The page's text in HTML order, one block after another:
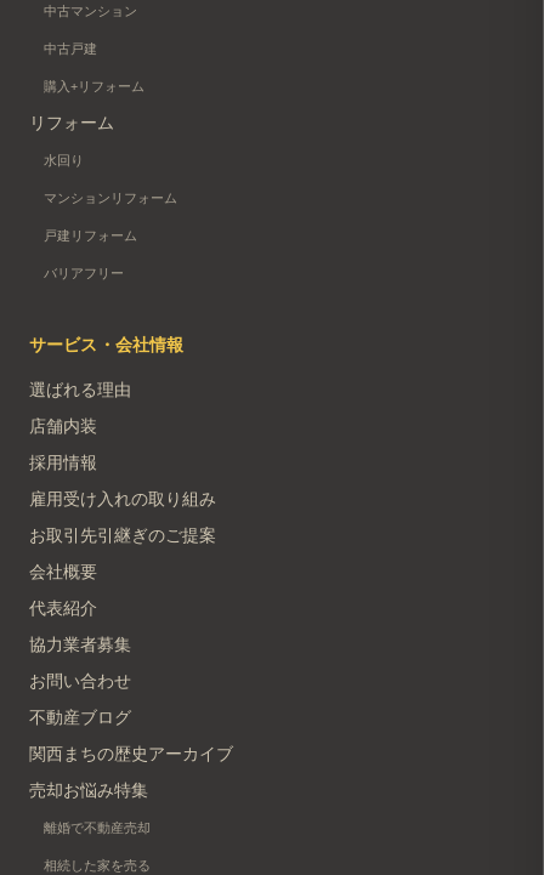
中古マンション
中古戸建
購入+リフォーム
リフォーム
水回り
マンションリフォーム
戸建リフォーム
バリアフリー
サービス・会社情報
選ばれる理由
店舗内装
採用情報
雇用受け入れの取り組み
お取引先引継ぎのご提案
会社概要
代表紹介
協力業者募集
お問い合わせ
不動産ブログ
関西まちの歴史アーカイブ
売却お悩み特集
離婚で不動産売却
相続した家を売る